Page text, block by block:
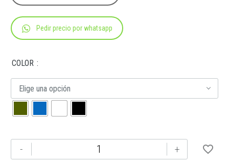
Pedir precio por whatsapp
COLOR
Elige una opción
-
141
+